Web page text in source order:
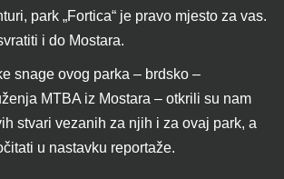
park „Fortica“ je pravo mjesto za vas.
i do Mostara.
snage ovog parka – brdsko –
MTBA iz Mostara – otkrili su nam
stvari vezanih za njih i za ovaj park, a
u nastavku reportaže.